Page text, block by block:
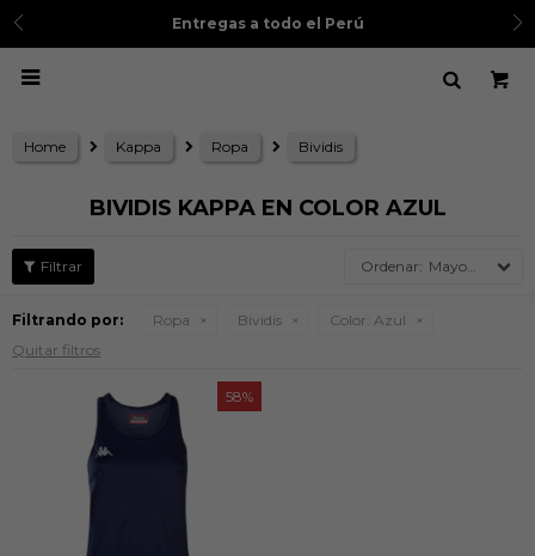
Entregas a todo el Perú

Home Kappa Ropa Bividis
BIVIDIS KAPPA EN COLOR AZUL
Mayor precio
Filtrando por: Ropa Bividis Color: Azul
Quitar filtros
58